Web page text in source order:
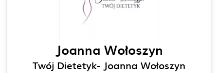
Joanna Wołoszyn
Twój Dietetyk- Joanna Wołoszyn